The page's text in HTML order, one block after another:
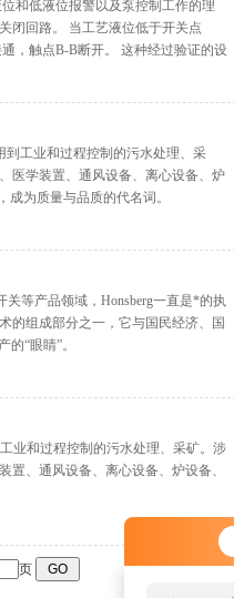
和低液位报警以及泵控制工作的理
闭回路。 当工艺液位低于开关点
，触点B-B断开。 这种经过验证的设
到工业和过程控制的污水处理、采
医学装置、通风设备、离心设备、炉
成为质量与品质的代名词。
关等产品领域，Honsberg一直是*的执
的组成部分之一，它与国民经济、国
“眼睛”。
业和过程控制的污水处理、采矿。涉
置、通风设备、离心设备、炉设备、
页